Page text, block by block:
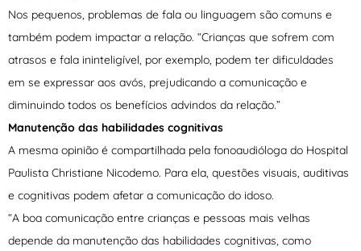
Nos pequenos, problemas de fala ou linguagem são comuns e
também podem impactar a relação. “Crianças que sofrem com
atrasos e fala ininteligível, por exemplo, podem ter dificuldades
em se expressar aos avós, prejudicando a comunicação e
diminuindo todos os benefícios advindos da relação.”
Manutenção das habilidades cognitivas
A mesma opinião é compartilhada pela fonoaudióloga do Hospital
Paulista Christiane Nicodemo. Para ela, questões visuais, auditivas
e cognitivas podem afetar a comunicação do idoso.
“A boa comunicação entre crianças e pessoas mais velhas
depende da manutenção das habilidades cognitivas, como